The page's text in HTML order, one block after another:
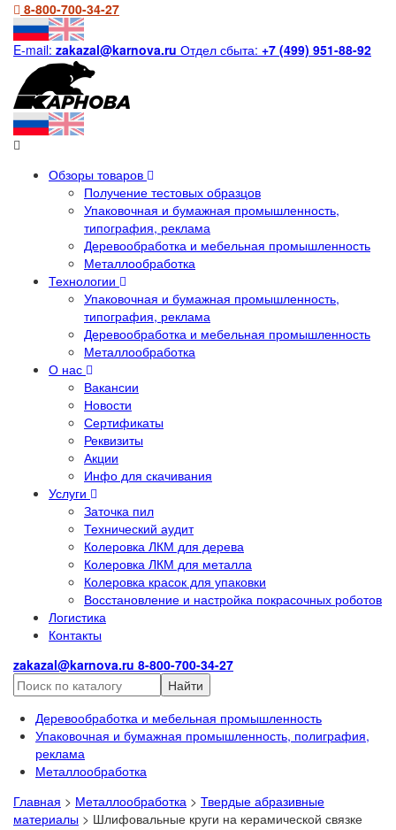
8-800-700-34-27
E-mail: zakazal@karnova.ru Отдел сбыта: +7 (499) 951-88-92
Обзоры товаров
Получение тестовых образцов
Упаковочная и бумажная промышленность,
типография, реклама
Деревообработка и мебельная промышленность
Металлообработка
Технологии
Упаковочная и бумажная промышленность,
типография, реклама
Деревообработка и мебельная промышленность
Металлообработка
О нас
Вакансии
Новости
Сертификаты
Реквизиты
Акции
Инфо для скачивания
Услуги
Заточка пил
Технический аудит
Колеровка ЛКМ для дерева
Колеровка ЛКМ для металла
Колеровка красок для упаковки
Восстановление и настройка покрасочных роботов
Логистика
Контакты
zakazal@karnova.ru 8-800-700-34-27
Найти
Деревообработка и мебельная промышленность
Упаковочная и бумажная промышленность, полиграфия,
реклама
Металлообработка
Главная > Металлообработка > Твердые абразивные
материалы > Шлифовальные круги на керамической связке